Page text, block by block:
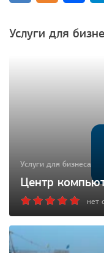
Услуги для
Услуги для бизнеса
Центр
нет